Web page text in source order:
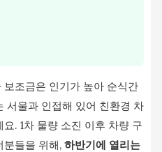
조금은 인기가 높아 순식간
서울과 인접해 있어 친환경 차
. 1차 물량 소진 이후 차량 구
분들을 위해, 하반기에 열리는